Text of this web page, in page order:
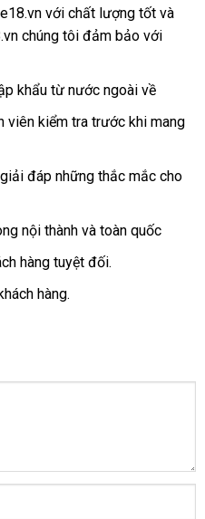
sách
so
sánh
với chất lượng tốt phản
hồi
và
chúng tôi đảm bảo giá
với
khẩu từ nước ngoài về
kiểm tra trước khi mang
đáp ở
tốt
những thắc mắc cho
nội thành bảng
giá
và toàn quốc
hàng phản
tuyệt đối.
hàng.